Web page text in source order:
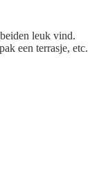
leuk vind.
een terrasje, etc.